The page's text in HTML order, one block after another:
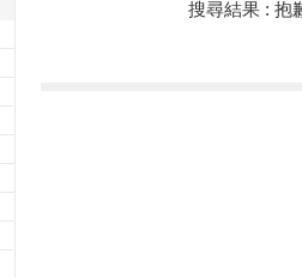
搜尋結果 : 抱